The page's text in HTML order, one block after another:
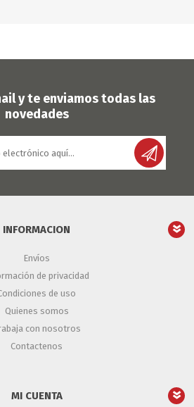
y te enviamos todas las
novedades
INFORMACION
Envíos
de privacidad
de uso
Quienes somos
con nosotros
Contactenos
MI CUENTA